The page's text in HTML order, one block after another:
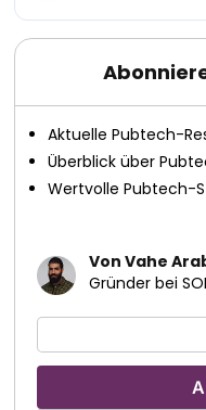
Aktuelle Pubtech-
Überblick über
Wertvolle Pubtech-
Von Vahe
Gründer bei